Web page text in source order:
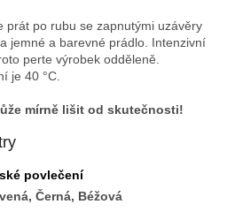
prát po rubu se zapnutými uzávěry
jemné a barevné prádlo. Intenzivní
perte výrobek odděleně.
je 40 °C.
mírně lišit od skutečnosti!
povlečení
Černá, Béžová